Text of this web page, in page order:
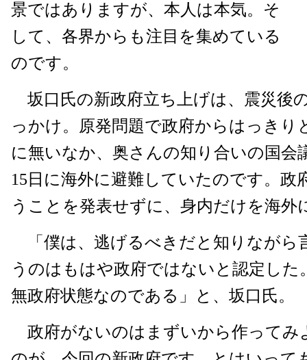
景ではありますが、本人は本気。そ
して、各界からも注目を集めている
のです。
坂口氏の新政府立ち上げは、震災後
っかけ。原発問題で政府からはっきり
に無いなか、奥さんの知り合いの国会
15日に海外に避難していたのです。政
うことを発表せずに、身内だけを海外
「僕は、逃げるべきだと知りながら
うのはもはや政府ではないと認定した
無政府状態なのである」と、坂口氏。
政府がないのはまずいから作ってみ